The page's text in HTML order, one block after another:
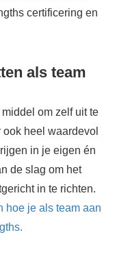
certificering en
als team
om zelf uit te
heel waardevol
in je eigen én
de slag om het
in te richten.
hoe je als team aan